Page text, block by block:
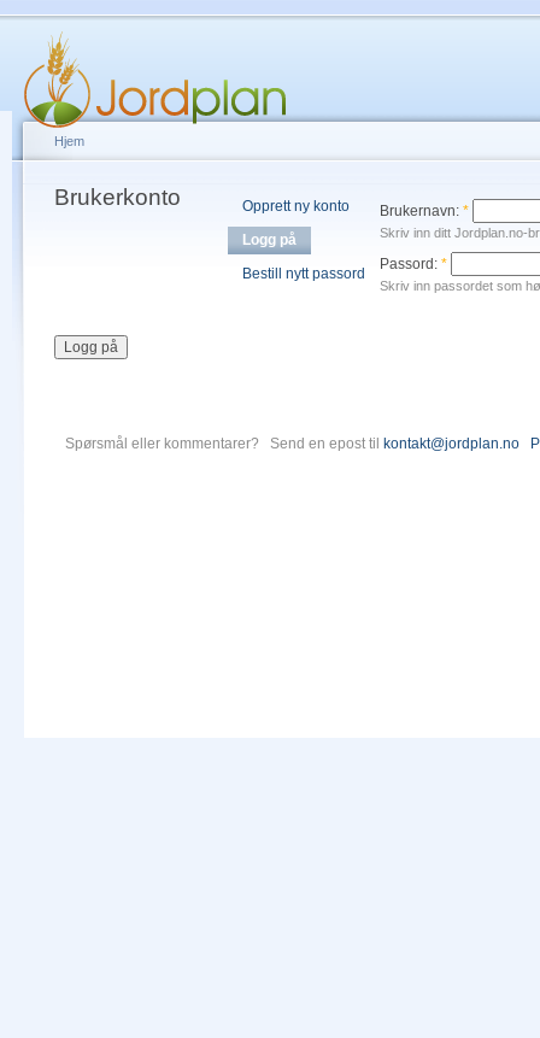
Hjem
Brukerkonto
Opprett ny konto
Logg på
Bestill nytt passord
Brukernavn:*
Skriv inn ditt Jordplan.no-
Passord:*
Skriv inn passordet som
Spørsmål eller kommentarer? Send en epost til kontakt@jordplan.no